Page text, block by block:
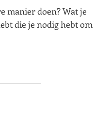
manier doen? Wat je
die je nodig hebt om